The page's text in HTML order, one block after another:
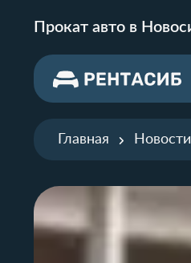
Прокат авто в
Главная Новости